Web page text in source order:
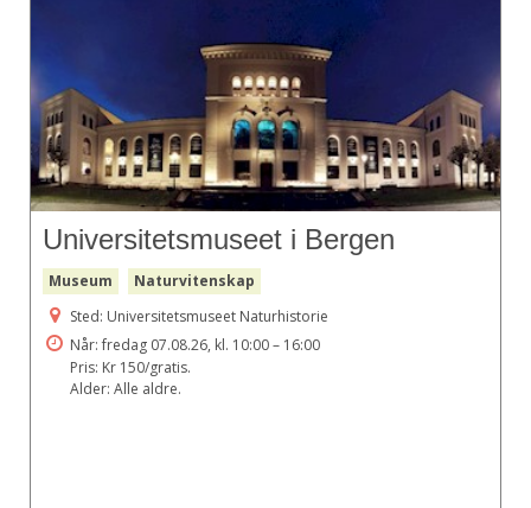
Universitetsmuseet i Bergen
Museum
Naturvitenskap
Sted: Universitetsmuseet Naturhistorie
Når: fredag 07.08.26, kl. 10:00 – 16:00
Pris: Kr 150/gratis.
Alder: Alle aldre.